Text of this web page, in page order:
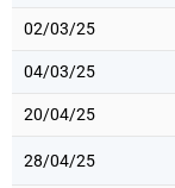
02/03/25
04/03/25
20/04/25
28/04/25